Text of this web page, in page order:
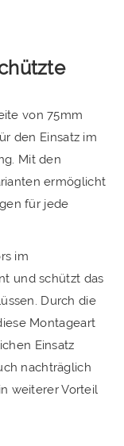
von 75mm
den Einsatz im
Mit den
ermöglicht
für jede
im
und schützt das
Durch die
Montageart
Einsatz
nachträglich
weiterer Vorteil